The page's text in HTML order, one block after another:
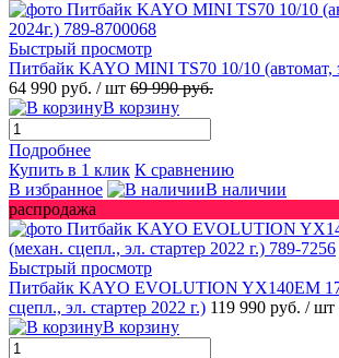
Быстрый просмотр
Питбайк KAYO MINI TS70 10/10 (автомат,
64 990 руб. / шт 69 990 руб.
В корзину
Подробнее
Купить в 1 клик К сравнению
В избранное
В наличии
распродажа
Быстрый просмотр
Питбайк KAYO EVOLUTION YX140EM
сцепл., эл. стартер 2022 г.) 119 990 руб. / шт
В корзину